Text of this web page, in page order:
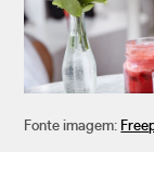
Fonte imagem: